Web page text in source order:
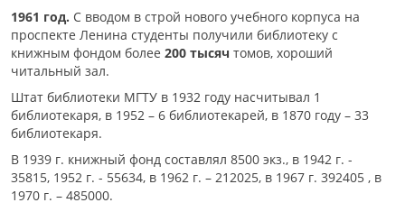
1961 год. С вводом в строй нового учебного корпуса на
проспекте Ленина студенты получили библиотеку с
книжным фондом более 200 тысяч томов, хороший
читальный зал.
Штат библиотеки МГТУ в 1932 году насчитывал 1
библиотекаря, в 1952 – 6 библиотекарей, в 1870 году – 33
библиотекаря.
В 1939 г. книжный фонд составлял 8500 экз., в 1942 г. -
35815, 1952 г. - 55634, в 1962 г. – 212025, в 1967 г. 392405 , в
1970 г. – 485000.